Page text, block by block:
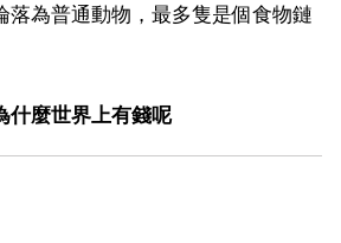
落為普通動物，最多隻是個食物鏈
什麼世界上有錢呢